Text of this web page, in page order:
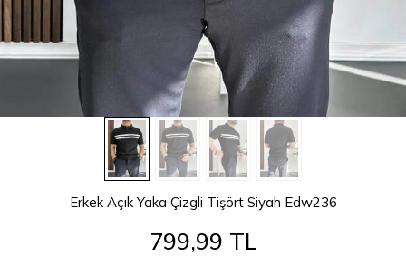
Erkek Açık Yaka Çizgli Tişört Siyah Edw236
799,99 TL